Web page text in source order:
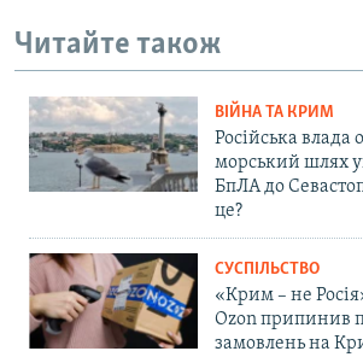
Читайте також
ВІЙНА ТА КРИМ
Російська влада
морський шлях
БпЛА до
це?
СУСПІЛЬСТВО
«Крим – не
Ozon припинив
замовлень на